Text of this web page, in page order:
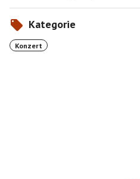
Kategorie
Konzert